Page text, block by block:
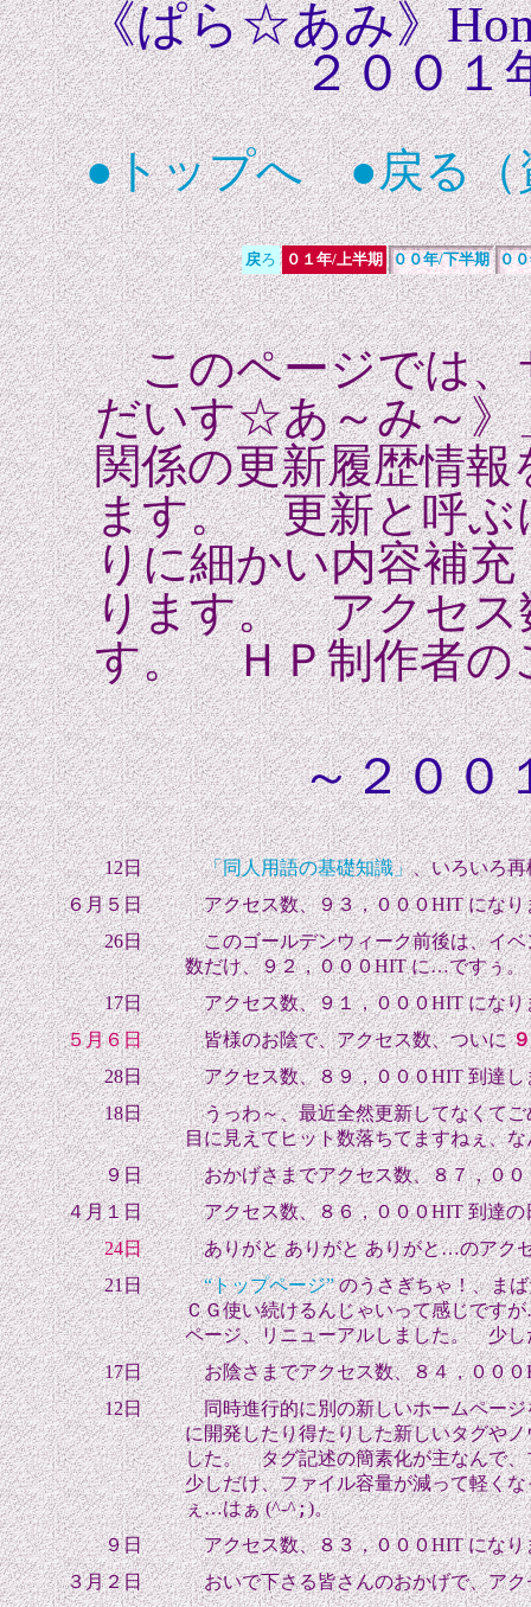
《ぱら☆あみ》
２００１
●トップへ ●戻る（
戻ろ ０１年/上半期 ００年/下半期 ０
このページでは、
だいす☆あ～み～》
関係の更新履歴情
ます。 更新と呼ぶ
りに細かい内容補
ります。 アクセス
す。ＨＰ制作者の
～２００
12日 「同人用語の基礎知識」、いろいろ
６月５日
アクセス数、９３，０００HIT になり
26日
このゴールデンウィーク前後は、イ
数だけ、９２，０００HIT に…ですぅ。
17日
アクセス数、９１，０００HIT になり
５月６日
皆様のお陰で、アクセス数、ついに
28日
アクセス数、８９，０００HIT 到達し
18日
うっわ～、最近全然更新してなくて
目に見えてヒット数落ちてますねぇ、
９日
おかげさまでアクセス数、８７，００
４月１日
アクセス数、８６，０００HIT 到達の
24日
ありがと ありがと ありがと…のアク
21日
“トップページ”のうさぎちゃ！、ま
ＣＧ使い続けるんじゃいって感じです
ページ、リニューアルしました。 少
17日
お陰さまでアクセス数、８４，０００
12日
同時進行的に別の新しいホームペー
に開発したり得たりした新しいタグや
した。 タグ記述の簡素化が主なんで、
少しだけ、ファイル容量が減って軽く
ぇ…はぁ (^-^;)。
９日
アクセス数、８３，０００HIT になり
３月２日
おいで下さる皆さんのおかげで、アク